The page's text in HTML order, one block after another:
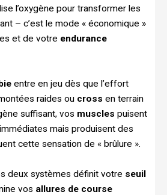
l’oxygène pour transformer les
– c’est le mode « économique »
et de votre endurance
entre en jeu dès que l’effort
raides ou cross en terrain
suffisant, vos muscles puisent
mais produisent des
cette sensation de « brûlure ».
deux systèmes définit votre seuil
vos allures de course